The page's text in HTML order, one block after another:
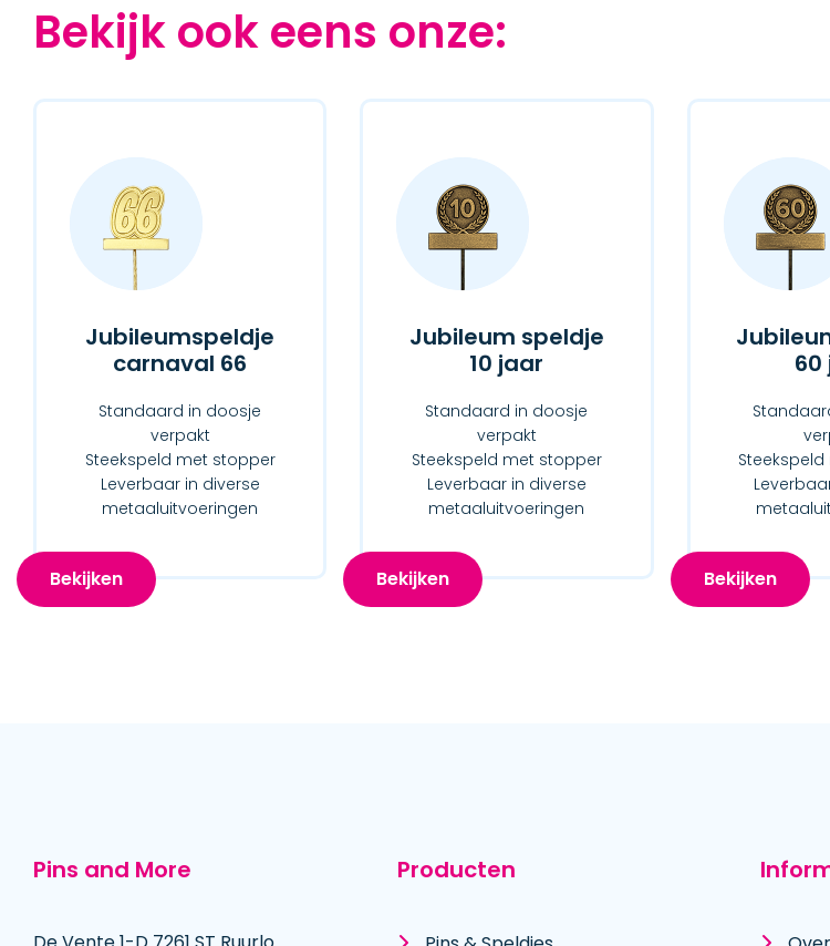
Bekijk ook eens onze:
Jubileumspeldje
carnaval 66
Standaard in doosje
verpakt
Steekspeld met stopper
Leverbaar in diverse
metaaluitvoeringen
Bekijken
Jubileum speldje
10 jaar
Standaard in doosje
verpakt
Steekspeld met stopper
Leverbaar in diverse
metaaluitvoeringen
Bekijken
60
Bekijken
Pins and More Producten